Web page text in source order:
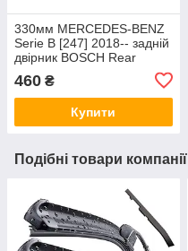
330мм MERCEDES-BENZ
Serie B [247] 2018-- задній
двірник BOSCH Rear
460 ₴
Купити
Подібні товари компанії